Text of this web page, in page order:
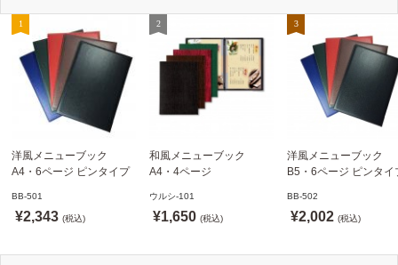
洋風メニューブック
A4・6ページ ピンタイプ
発送可】
BB-501
¥2,343 (税込)
和風メニューブック
A4・4ページ
ウルシ-101 シンビ
(SHIMBI)【当日発送可】
ウルシ-101
¥1,650 (税込)
洋風メニューブック
B5・6ページ ピンタイ
BB-502
¥2,002 (税込)